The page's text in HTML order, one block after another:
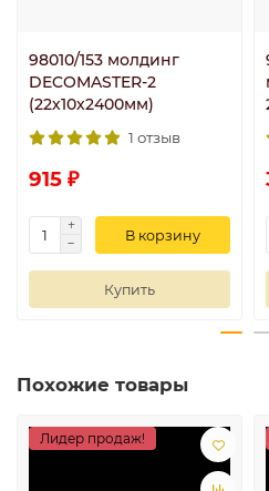
98010/153 молдинг
DECOMASTER-2
(22х10х2400мм)
1 отзыв
915 ₽
В корзину
Купить
Похожие товары
Лидер продаж!